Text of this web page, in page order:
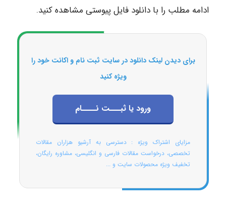
ادامه مطلب را با دانلود فایل پیوستی مشاهده کنید.
برای دیدن لینک دانلود در سایت ثبت نام و اکانت خود را
ویژه کنید
ورود یا ثبـــت نــــام
مزایای اشتراک ویژه : دسترسی به آرشیو هزاران مقالات
تخصصی، درخواست مقالات فارسی و انگلیسی، مشاوره رایگان،
تخفیف ویژه محصولات سایت و ...